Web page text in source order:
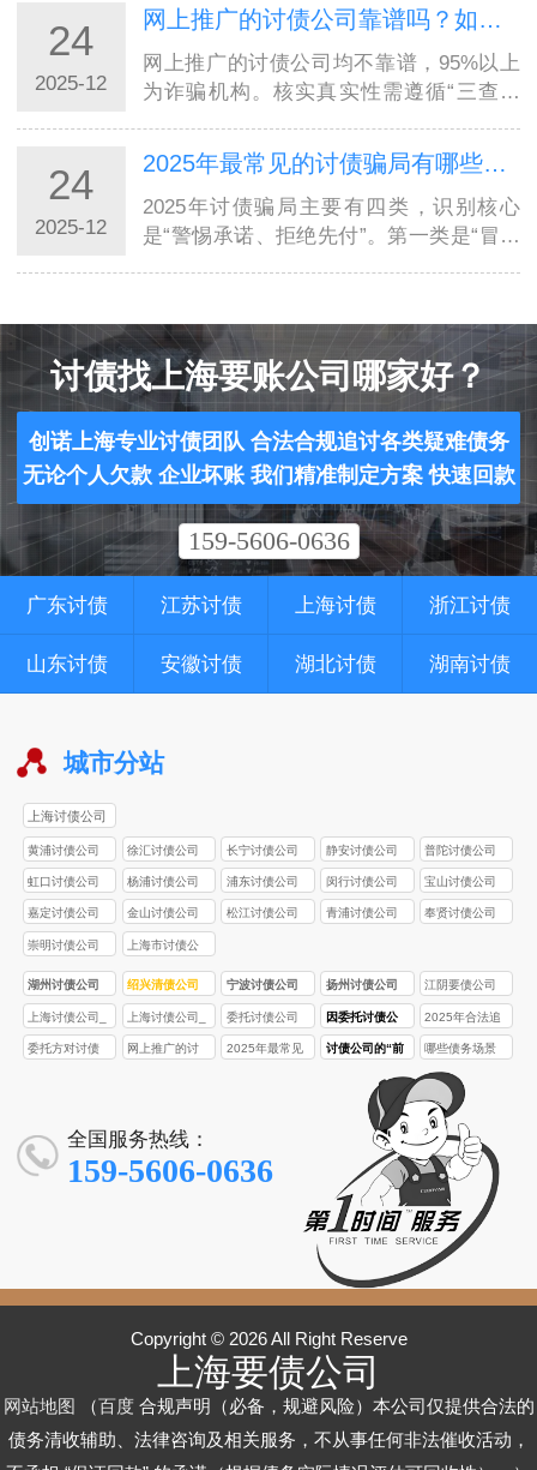
收”为噱头，收取费用后以“债务人信息有误…
24
2025-12
网上推广的讨债公司靠谱吗？如何核实真实性？
网上推广的讨债公司均不靠谱，95%以上
为诈骗机构。核实真实性需遵循“三查原
示系统查询公司注册信息，无营业执照、
经营范围与“讨债”无关的直接排除；二查
办…
24
2025-12
2025年最常见的讨债骗局有哪些？识别要点是什么？
2025年讨债骗局主要有四类，识别核心
是“警惕承诺、拒绝先付”。第一类是“冒充
以“专业清收”为噱头，收取服务费后失
联…
讨债找上海要账公司哪家好？
创诺上海专业讨债团队 合法合规追讨各类疑难债务
无论个人欠款 企业坏账 我们精准制定方案 快速回款
159-5606-0636
广东讨债 江苏讨债 上海讨债 浙江讨债
山东讨债 安徽讨债 湖北讨债 湖南讨债
城市分站
上海讨债公司
黄浦讨债公司 徐汇讨债公司 长宁讨债公司 静安讨债公司 普陀讨债公司
虹口讨债公司 杨浦讨债公司 浦东讨债公司 闵行讨债公司 宝山讨债公司
嘉定讨债公司 金山讨债公司 松江讨债公司 青浦讨债公司 奉贤讨债公司
崇明讨债公司
上海市讨债公
司
湖州讨债公司
绍兴清债公司 宁波讨债公司 扬州讨债公司 江阴要债公司
上海讨债公司_
合法高效债务
上海讨债公司_
专注疑难债务
委托讨债公司
和走法律途
因委托讨债公
司被警方约
2025年合法追
债有哪些途
最适合自己
的？
委托方对讨债
网上推广的讨
2025年最常见
讨债公司的“前
费”有哪些陷
阱？如何规
哪些债务场景
适合找讨债公
司？2025年是
否有例外情
况？
全国服务热线：
159-5606-0636
Copyright © 2026 All Right Reserve
上海要债公司
网站地图 （百度合规声明（必备，规避风险）本公司仅提供合法的
债务清收辅助、法律咨询及相关服务，不从事任何非法催收活动，